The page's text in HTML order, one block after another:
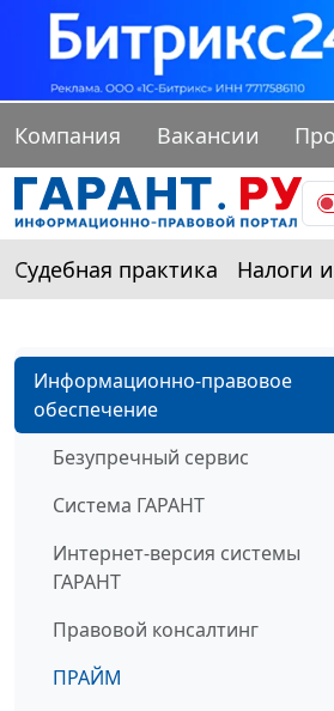
Компания Вакансии
Судебная практика Налоги
Информационно-правовое
обеспечение
Безупречный сервис
Система ГАРАНТ
Интернет-версия системы
ГАРАНТ
Правовой консалтинг
ПРАЙМ